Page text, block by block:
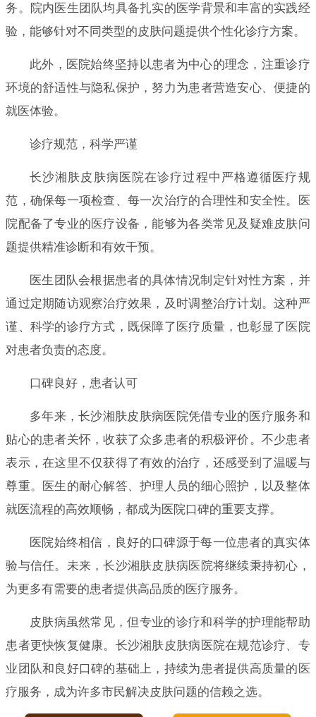
务。院内医生团队均具备扎实的医学背景和丰富的实践经
验，能够针对不同类型的皮肤问题提供个性化诊疗方案。
此外，医院始终坚持以患者为中心的理念，注重诊疗
环境的舒适性与隐私保护，努力为患者营造安心、便捷的
就医体验。
诊疗规范，科学严谨
长沙湘肤皮肤病医院在诊疗过程中严格遵循医疗规
范，确保每一项检查、每一次治疗的合理性和安全性。医
院配备了专业的医疗设备，能够为各类常见及疑难皮肤问
题提供精准诊断和有效干预。
医生团队会根据患者的具体情况制定针对性方案，并
通过定期随访观察治疗效果，及时调整治疗计划。这种严
谨、科学的诊疗方式，既保障了医疗质量，也彰显了医院
对患者负责的态度。
口碑良好，患者认可
多年来，长沙湘肤皮肤病医院凭借专业的医疗服务和
贴心的患者关怀，收获了众多患者的积极评价。不少患者
表示，在这里不仅获得了有效的治疗，还感受到了温暖与
尊重。医生的耐心解答、护理人员的细心照护，以及整体
就医流程的高效顺畅，都成为医院口碑的重要支撑。
医院始终相信，良好的口碑源于每一位患者的真实体
验与信任。未来，长沙湘肤皮肤病医院将继续秉持初心，
为更多有需要的患者提供高品质的医疗服务。
皮肤病虽然常见，但专业的诊疗和科学的护理能帮助
患者更快恢复健康。长沙湘肤皮肤病医院在规范诊疗、专
业团队和良好口碑的基础上，持续为患者提供高质量的医
疗服务，成为许多市民解决皮肤问题的信赖之选。